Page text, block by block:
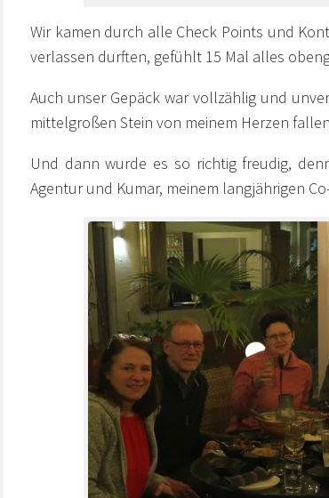
Wir kamen durch alle Check Points und
verlassen durften, gefühlt 15 Mal alles
Auch unser Gepäck war vollzählig und
mittelgroßen Stein von meinem Herzen
Und dann wurde es so richtig freudig,
Agentur und Kumar, meinem langjährigen